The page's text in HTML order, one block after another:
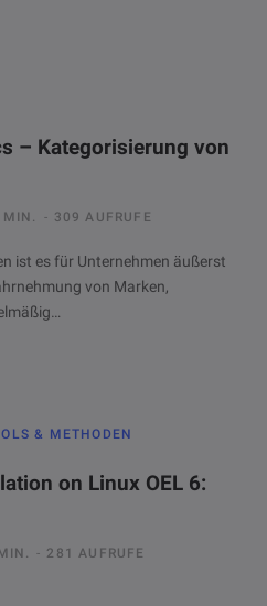
– Kategorisierung von
309 AUFRUFE
ist es für Unternehmen äußerst
von Marken,
& METHODEN
on Linux OEL 6:
281 AUFRUFE